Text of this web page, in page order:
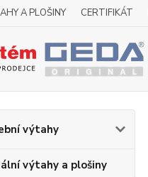
A PLOŠINY CERTIFIKÁT
výtahy
výtahy a plošiny